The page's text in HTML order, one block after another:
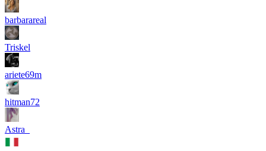
barbarareal
Triskel
ariete69m
hitman72
Astra_